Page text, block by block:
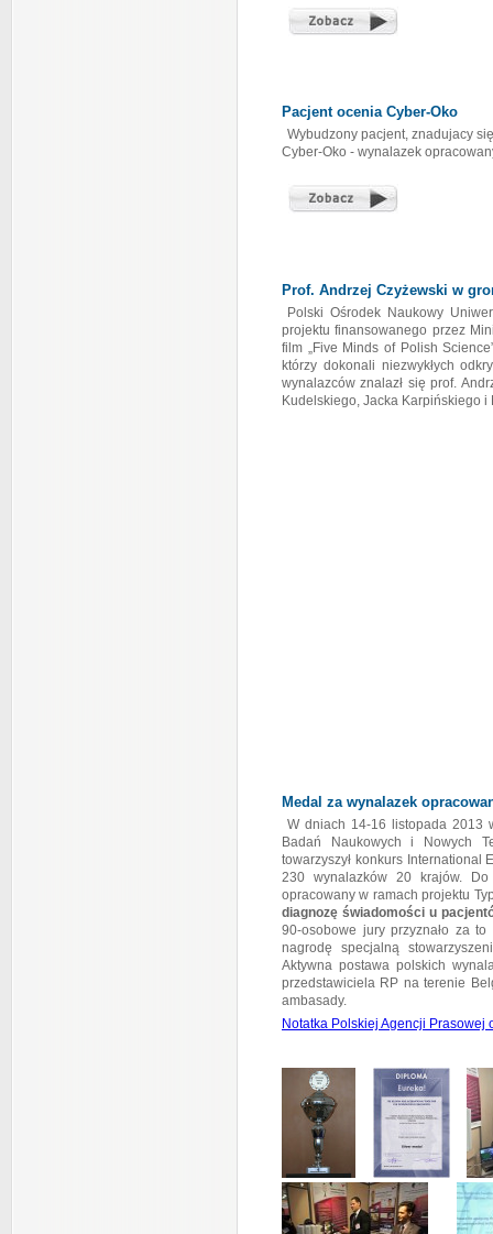
Pacjent ocenia Cyber-Oko
Wybudzony pacjent, znadujacy
Cyber-Oko - wynalazek
Prof. Andrzej Czyżewski w
Polski Ośrodek Naukowy
projektu finansowanego przez
film „Five Minds of Polish
którzy dokonali niezwykłych
wynalazców znalazł się prof.
Kudelskiego, Jacka Karpińskiego
Medal za wynalazek
W dniach 14-16 listopada 2013
Badań Naukowych i Nowych
towarzyszył konkurs International
230 wynalazków 20 krajów. Do
opracowany w ramach projektu
diagnozę świadomości u
90-osobowe jury przyznało za
nagrodę specjalną
Aktywna postawa polskich
przedstawiciela RP na terenie
ambasady.
Notatka Polskiej Agencji Prasowej